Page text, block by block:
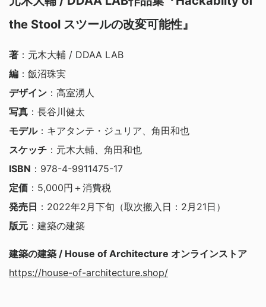
the Stool スツールの改変可能性』
著 ：元木大輔 / DDAA LAB
編 ：飯沼珠実
デザイン ：高室湧人
写真 ：長谷川健太
モデル：キアタンテ・ジュリア、角田和也
スケッチ ：元木大輔、角田和也
ISBN ：978-4-9911475-17
定価 ：5,000円＋消費税
発売日 ：2022年2月下旬（取次搬入日：2月21日）
版元 ：建築の建築
建築の建築 / House of Architecture オンラインストア
https://house-of-architecture.shop/